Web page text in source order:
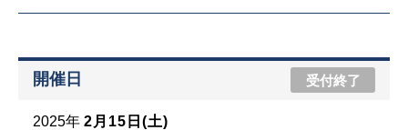
開催日 受付終了
2025年 2月15日(土)